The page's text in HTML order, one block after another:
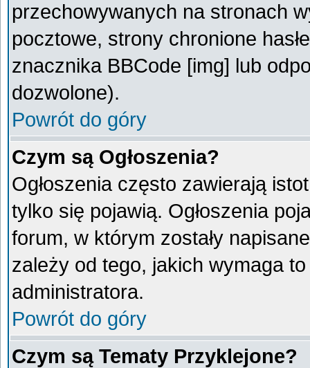
przechowywanych na stronach
pocztowe, strony chronione
znacznika BBCode [img] lub
dozwolone).
Powrót do góry
Czym są Ogłoszenia?
Ogłoszenia często zawierają
tylko się pojawią. Ogłoszenia
forum, w którym zostały
zależy od tego, jakich wymaga
administratora.
Powrót do góry
Czym są Tematy Przyklejone?